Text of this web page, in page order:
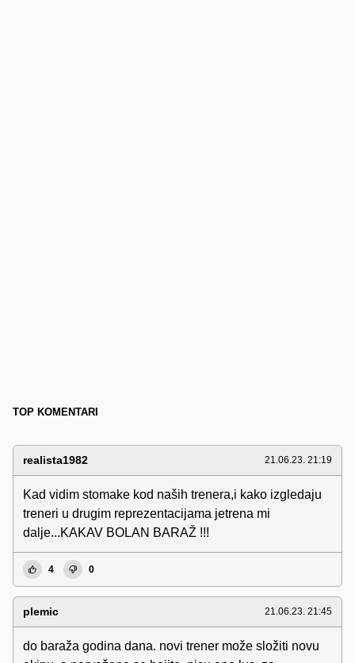
TOP KOMENTARI
realista1982 21.06.23. 21:19
Kad vidim stomake kod naših trenera,i kako izgledaju
treneri u drugim reprezentacijama jetrena mi
dalje...KAKAV BOLAN BARAŽ !!!
4 0
plemic 21.06.23. 21:45
do baraža godina dana. novi trener može složiti novu